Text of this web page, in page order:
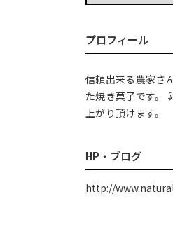
プロフィール
信頼出来る農家さ
た焼き菓子です。
上がり頂けます。
HP・ブログ
http://